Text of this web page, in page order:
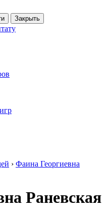
Закрыть
› Фаина Георгиевна
Раневская